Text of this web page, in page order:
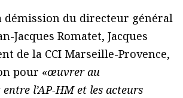
démission du directeur général
Jacques Romatet, Jacques
de la CCI Marseille-Provence,
pour «œuvrer au
l’AP-HM et les acteurs